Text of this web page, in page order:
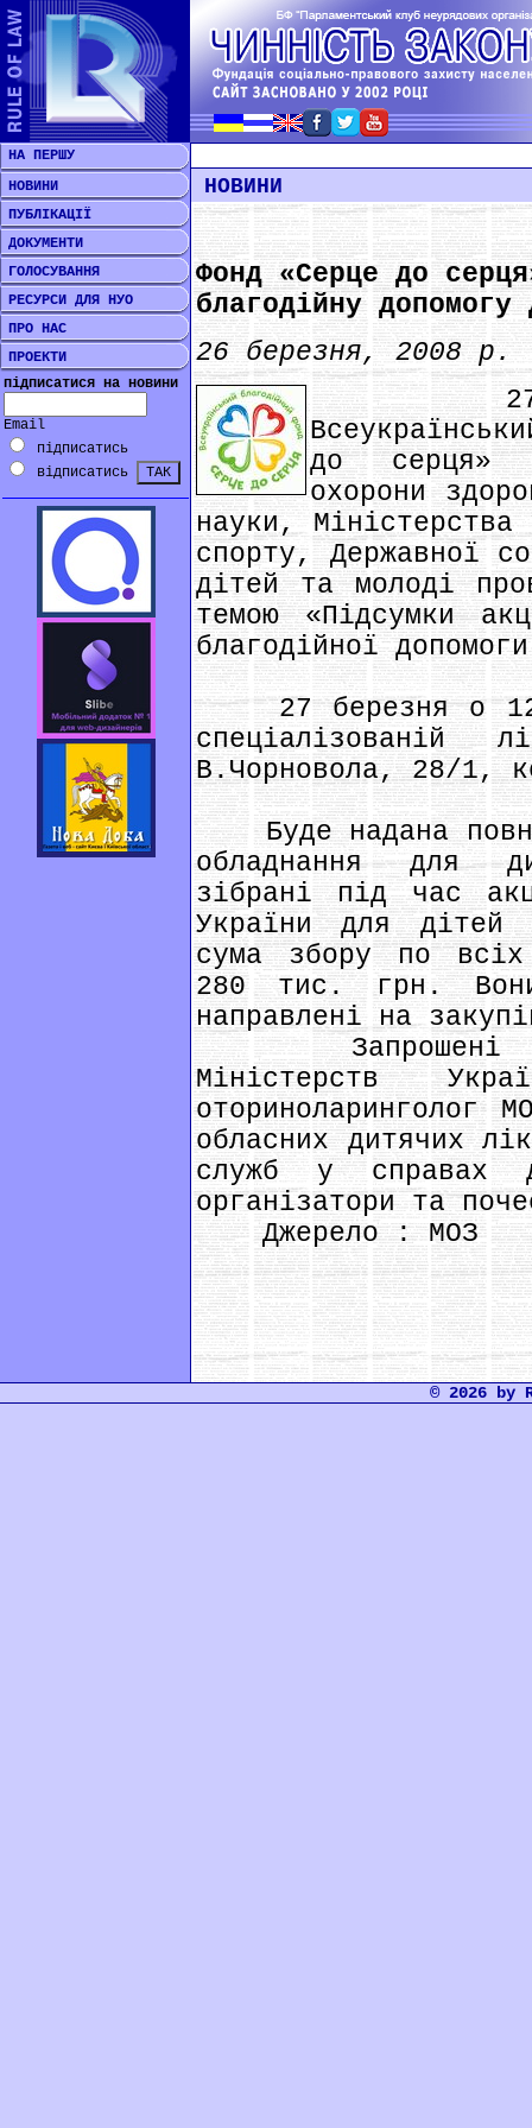
НА ПЕРШУ
НОВИНИ
ПУБЛІКАЦІЇ
ДОКУМЕНТИ
ГОЛОСУВАННЯ
РЕСУРСИ ДЛЯ НУО
ПРО НАС
ПРОЕКТИ
підписатися на новини
Email
підписатись
відписатись
НОВИНИ
Фонд «Серце до
благодійну
26 березня, 2008 р.
27
до серця»
охорони
науки,
спорту, Державної
дітей та молоді
темою «Підсумки
благодійної
27 березня о
спеціалізованій
В.Чорновола, 28/1,
Буде надана повна
обладнання для
зібрані під час
України для дітей
сума збору по всіх
280 тис. грн.
направлені на
Запрошені до
Міністерств
оториноларинголог
обласних дитячих
служб у справах
організатори та
Джерело : МОЗ
© 2026 by